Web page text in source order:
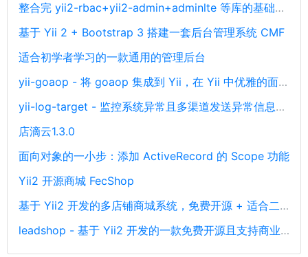
整合完 yii2-rbac+yii2-admin+adminlte 等库的基础开发后台源码
基于 Yii 2 + Bootstrap 3 搭建一套后台管理系统 CMF
适合初学者学习的一款通用的管理后台
yii-goaop - 将 goaop 集成到 Yii，在 Yii 中优雅的面向切面编程
yii-log-target - 监控系统异常且多渠道发送异常信息通知
店滴云1.3.0
面向对象的一小步：添加 ActiveRecord 的 Scope 功能
Yii2 开源商城 FecShop
基于 Yii2 开发的多店铺商城系统，免费开源 + 适合二开
leadshop - 基于 Yii2 开发的一款免费开源且支持商业使用的商城管理系统